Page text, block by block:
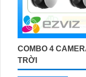
COMBO 4
TRỜI